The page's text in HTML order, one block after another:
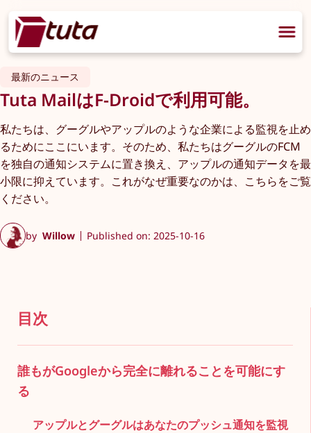
最新のニュース
Tuta MailはF-Droidで利用可能。
私たちは、グーグルやアップルのような企業による監視を止め
るためにここにいます。そのため、私たちはグーグルのFCM
を独自の通知システムに置き換え、アップルの通知データを最
小限に抑えています。これがなぜ重要なのかは、こちらをご覧
ください。
by Willow Published on: 2025-10-16
目次
誰もがGoogleから完全に離れることを可能にす
る
アップルとグーグルはあなたのプッシュ通知を監視